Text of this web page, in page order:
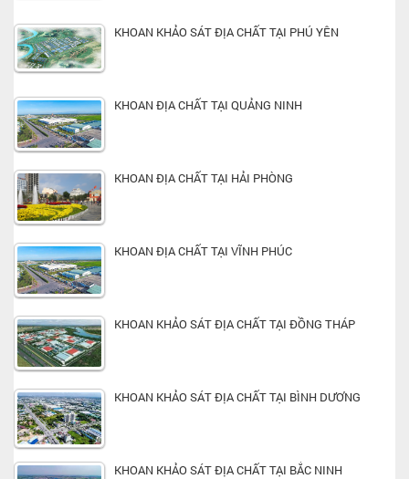
KHOAN KHẢO SÁT ĐỊA CHẤT TẠI PHÚ YÊN
KHOAN ĐỊA CHẤT TẠI QUẢNG NINH
KHOAN ĐỊA CHẤT TẠI HẢI PHÒNG
KHOAN ĐỊA CHẤT TẠI VĨNH PHÚC
KHOAN KHẢO SÁT ĐỊA CHẤT TẠI ĐỒNG THÁP
KHOAN KHẢO SÁT ĐỊA CHẤT TẠI BÌNH DƯƠNG
KHOAN KHẢO SÁT ĐỊA CHẤT TẠI BẮC NINH